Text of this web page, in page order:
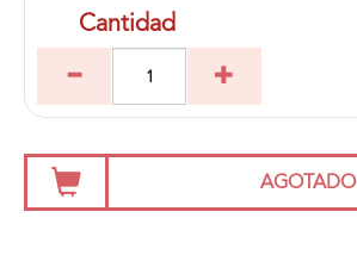
Cantidad
AGOTADO